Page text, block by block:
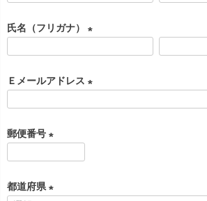
須
氏名（フリガナ）
須
Ｅメールアドレス
郵便番号
須
都道府県